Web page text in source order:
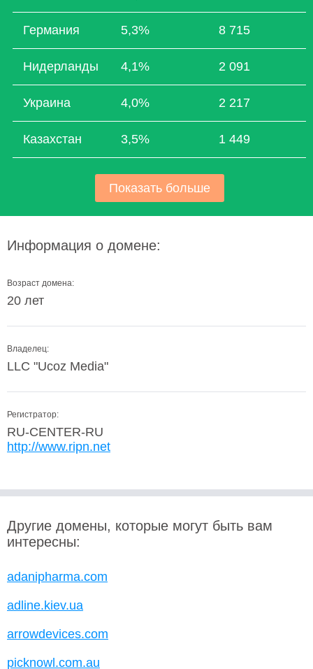
Германия 5,3% 8 715
Нидерланды 4,1% 2 091
Украина 4,0% 2 217
Казахстан 3,5% 1 449
Показать больше
Информация о домене:
Возраст домена:
20 лет
Владелец:
LLC "Ucoz Media"
Регистратор:
RU-CENTER-RU
http://www.ripn.net
Другие домены, которые могут быть вам
интересны:
adanipharma.com
adline.kiev.ua
arrowdevices.com
picknowl.com.au